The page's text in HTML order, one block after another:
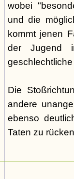
wobei
und die
kommt jenen
der Jugend
Die
andere
ebenso
Taten zu